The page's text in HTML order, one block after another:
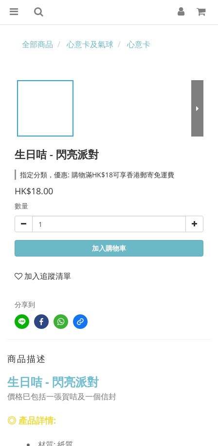
全部商品 心意卡及氣球 心意卡
生日咭 - 閃亮派對
指定分類，優惠: 購物滿HK$18可享香港郵寄免運費
HK$18.00
數量
加入購物車
加入追蹤清單
分享到
商品描述
生日咭 - 閃亮派對
價格巳包括一張賀咭及一個信封
◎ 產品詳情: